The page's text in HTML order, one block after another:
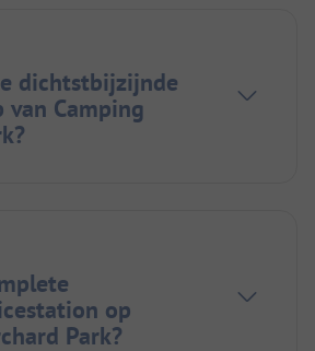
dichtstbijzijnde
Camping
op
Park?